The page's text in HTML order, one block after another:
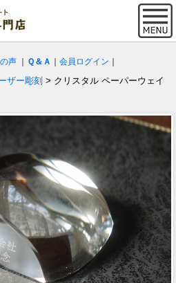
声 Ｑ＆Ａ 会員ログイン
ザー彫刻 > クリスタル ペーパーウェイ